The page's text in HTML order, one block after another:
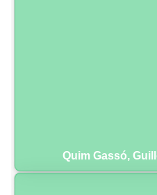
Quim Gassó,